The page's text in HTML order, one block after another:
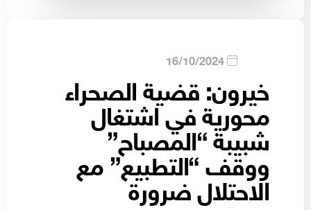
16/10/2024
خيرون: قضية الصحراء
محورية في اشتغال
شبيبة “المصباح”
ووقف “التطبيع” مع
الاحتلال ضرورة